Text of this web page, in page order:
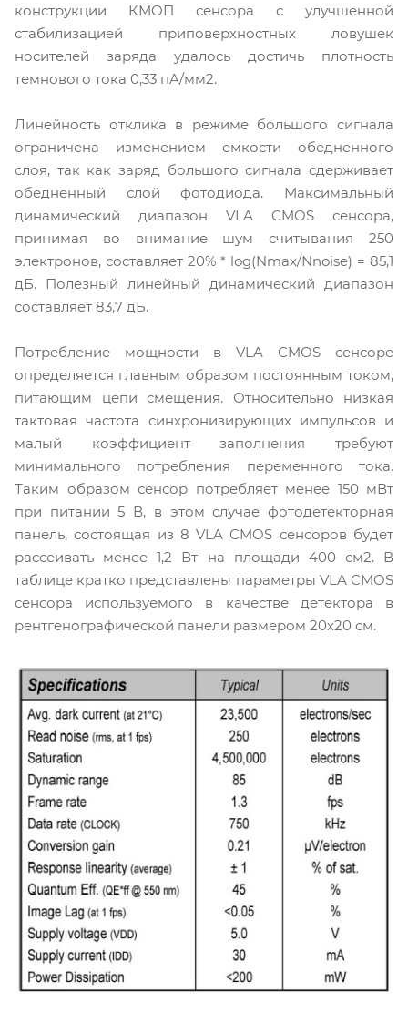
конструкции КМОП сенсора с улучшенной
стабилизацией приповерхностных ловушек
носителей заряда удалось достичь плотность
темнового тока 0,33 пA/мм2.
Линейность отклика в режиме большого сигнала
ограничена изменением емкости обедненного
слоя, так как заряд большого сигнала сдерживает
обедненный слой фотодиода. Максимальный
динамический диапазон VLA CMOS сенсора,
принимая во внимание шум считывания 250
электронов, составляет 20% * log(Nmax/Nnoise) = 85,1
дБ. Полезный линейный динамический диапазон
составляет 83,7 дБ.
Потребление мощности в VLA CMOS сенсоре
определяется главным образом постоянным током,
питающим цепи смещения. Относительно низкая
тактовая частота синхронизирующих импульсов и
малый коэффициент заполнения требуют
минимального потребления переменного тока.
Таким образом сенсор потребляет менее 150 мВт
при питании 5 В, в этом случае фотодетекторная
панель, состоящая из 8 VLA CMOS сенсоров будет
рассеивать менее 1,2 Вт на площади 400 см2. В
таблице кратко представлены параметры VLA CMOS
сенсора используемого в качестве детектора в
рентгенографической панели размером 20х20 см.